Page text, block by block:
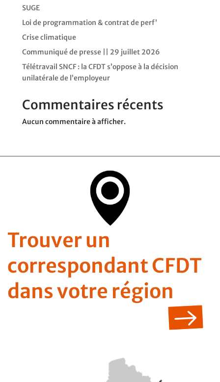
SUGE
Loi de programmation & contrat de perf’
Crise climatique
Communiqué de presse || 29 juillet 2026
Télétravail SNCF : la CFDT s’oppose à la décision
unilatérale de l’employeur
Commentaires récents
Aucun commentaire à afficher.
Trouver un
correspondant CFDT
dans votre région